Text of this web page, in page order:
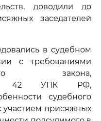
доводили до
заседателей
в судебном
с требованиями
закона,
гл. 42 УПК РФ,
судебного
участием присяжных